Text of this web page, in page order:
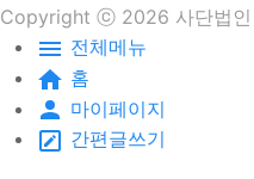
Copyright ⓒ 2026 사단법
은행 183-910049-
국세청 홈페
전체메뉴
홈
마이페이지
간편글쓰기